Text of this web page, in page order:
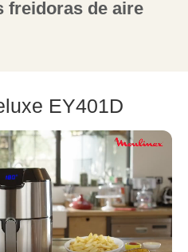
freidoras de aire
EY401D